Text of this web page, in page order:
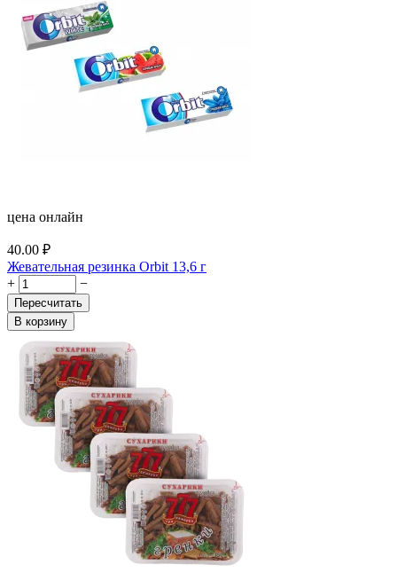
цена онлайн
40.00 ₽
Жевательная резинка Orbit 13,6 г
+
−
Пересчитать
В корзину